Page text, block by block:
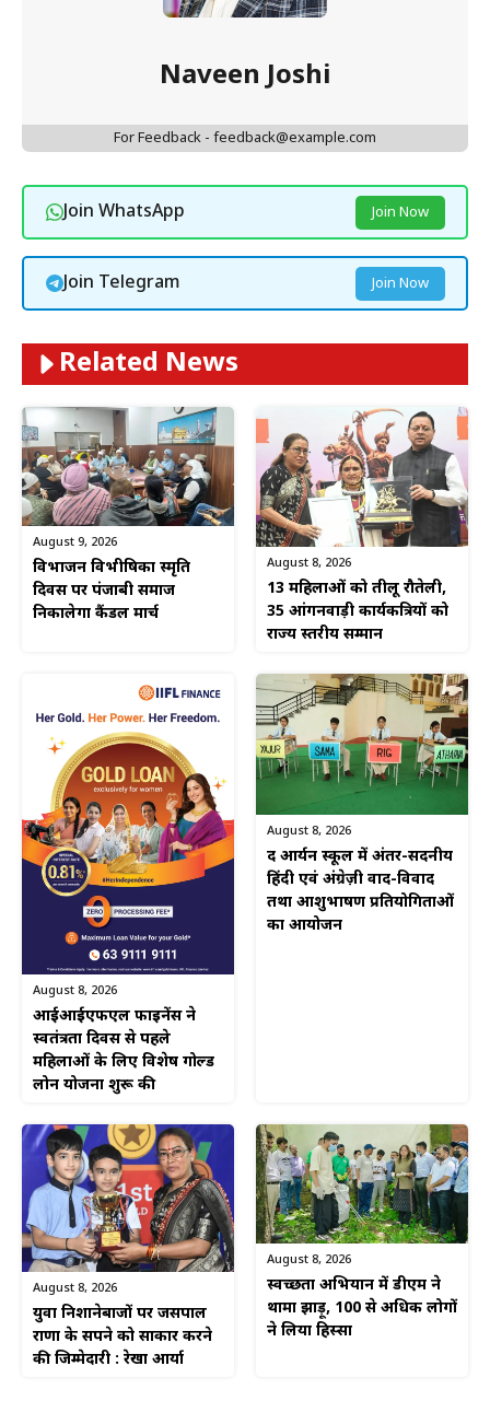
Naveen Joshi
For Feedback - feedback@example.com
Join WhatsApp Join Now
Join Telegram Join Now
Related News
August 9, 2026
विभाजन विभीषिका स्मृति
दिवस पर पंजाबी समाज
निकालेगा कैंडल मार्च
August 8, 2026
13 महिलाओं को तीलू रौतेली,
35 आंगनवाड़ी कार्यकत्रियों को
राज्य स्तरीय सम्मान
August 8, 2026
आईआईएफएल फाइनेंस ने
स्वतंत्रता दिवस से पहले
महिलाओं के लिए विशेष गोल्ड
लोन योजना शुरू की
August 8, 2026
द आर्यन स्कूल में अंतर-सदनीय
हिंदी एवं अंग्रेज़ी वाद-विवाद
तथा आशुभाषण प्रतियोगिताओं
का आयोजन
August 8, 2026
युवा निशानेबाजों पर जसपाल
राणा के सपने को साकार करने
की जिम्मेदारी : रेखा आर्या
August 8, 2026
स्वच्छता अभियान में डीएम ने
थामा झाड़ू, 100 से अधिक लोगों
ने लिया हिस्सा